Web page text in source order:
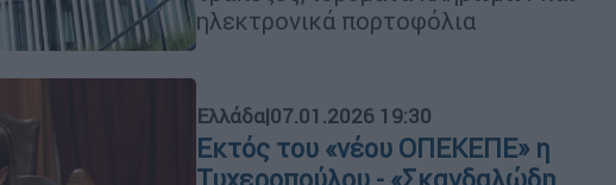
ηλεκτρονικά πορτοφόλια
Ελλάδα|07.01.2026 19:30
Εκτός του «νέου ΟΠΕΚΕΠΕ» η